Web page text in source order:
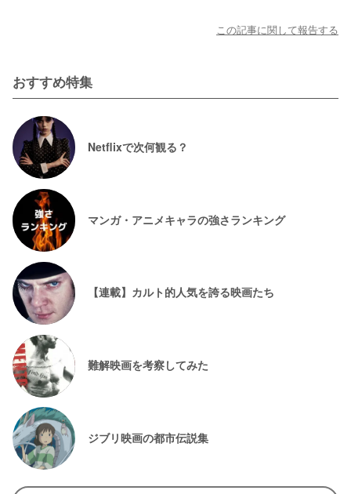
この記事に関して報告する
おすすめ特集
Netflixで次何観る？
マンガ・アニメキャラの強さランキング
【連載】カルト的人気を誇る映画たち
難解映画を考察してみた
ジブリ映画の都市伝説集